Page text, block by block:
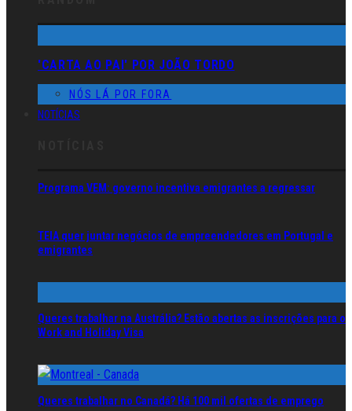
'CARTA AO PAI' POR JOÃO TORDO
NÓS LÁ POR FORA
NOTÍCIAS
Programa VEM: governo incentiva emigrantes a regressar
TEIA quer juntar negócios de empreendedores em Portugal e
emigrantes
Queres trabalhar na Austrália? Estão abertas as inscrições para o
Work and Holiday Visa
Queres trabalhar no Canadá? Há 100 mil ofertas de emprego